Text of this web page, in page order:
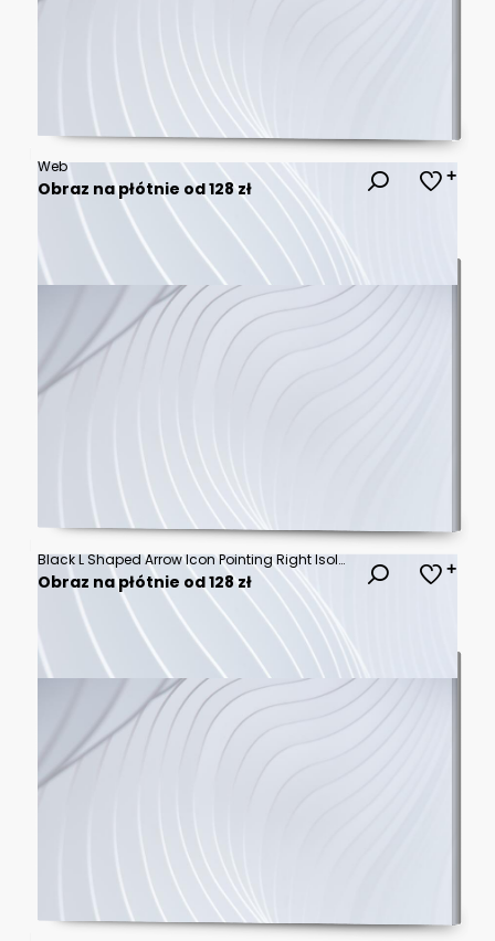
Web
Obraz na płótnie od 128 zł
Black L Shaped Arrow Icon Pointing Right Isolated on a Simple White Background
Obraz na płótnie od 128 zł